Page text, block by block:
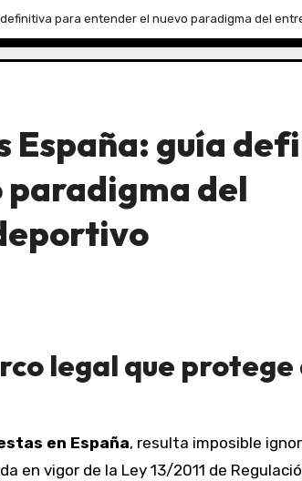
para entender el nuevo paradigma del
España: guía
paradigma del
legal que
en España, resulta imposible
en vigor de la Ley 13/2011 de